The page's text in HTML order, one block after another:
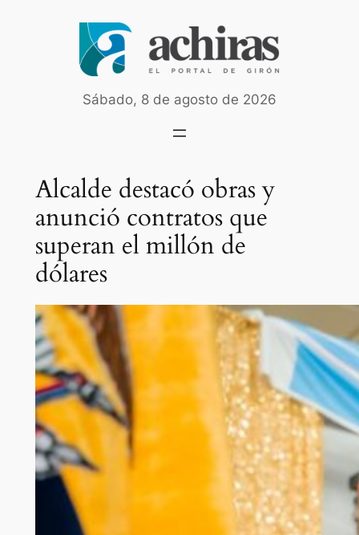
Sábado, 8 de agosto de 2026
Alcalde destacó obras y
anunció contratos que
superan el millón de
dólares